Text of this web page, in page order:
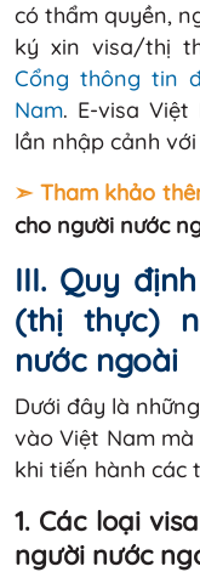
có thẩm quyền,
ký xin visa/thị
Cổng thông tin
Nam. E-visa
lần nhập cảnh
➣ Tham khảo
cho người nước
III. Quy
(thị thực)
nước ngoài
Dưới đây là
vào Việt Nam
khi tiến hành các
1. Các loại
người nước